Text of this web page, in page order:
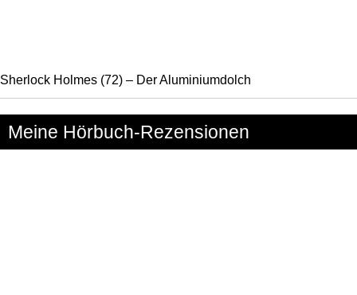
Sherlock Holmes (72) – Der Aluminiumdolch
Meine Hörbuch-Rezensionen